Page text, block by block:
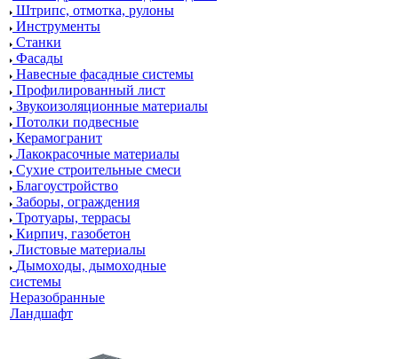
Штрипс, отмотка, рулоны
Инструменты
Станки
Фасады
Навесные фасадные системы
Профилированный лист
Звукоизоляционные материалы
Потолки подвесные
Керамогранит
Лакокрасочные материалы
Сухие строительные смеси
Благоустройство
Заборы, ограждения
Тротуары, террасы
Кирпич, газобетон
Листовые материалы
Дымоходы, дымоходные
системы
Неразобранные
Ландшафт